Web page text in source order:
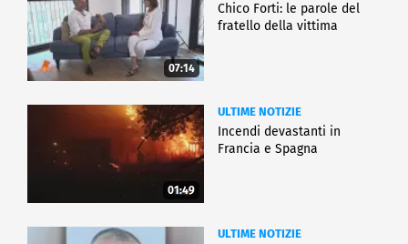
07:14
Chico Forti: le parole del
fratello della vittima
01:49
ULTIME NOTIZIE
Incendi devastanti in
Francia e Spagna
ULTIME NOTIZIE